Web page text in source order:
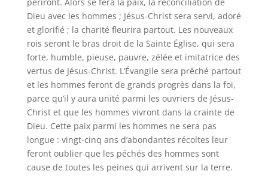
Dieu avec les hommes ; Jésus-Christ sera servi, adoré
et glorifié ; la charité fleurira partout. Les nouveaux
rois seront le bras droit de la Sainte Église, qui sera
forte, humble, pieuse, pauvre, zélée et imitatrice des
vertus de Jésus-Christ. L’Évangile sera prêché partout
et les hommes feront de grands progrès dans la foi,
parce qu’il y aura unité parmi les ouvriers de Jésus-
Christ et que les hommes vivront dans la crainte de
Dieu. Cette paix parmi les hommes ne sera pas
longue : vingt-cinq ans d’abondantes récoltes leur
feront oublier que les péchés des hommes sont
cause de toutes les peines qui arrivent sur la terre.